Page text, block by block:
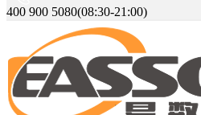
400 900 5080(08:30-21:00)